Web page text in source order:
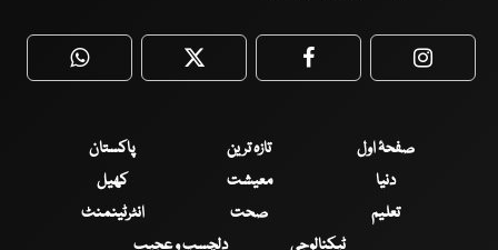
WhatsApp Twitter Facebook
صفحۂ اول تازہ ترین
پاکستان
دنیا
معیشت
کھیل
تعلیم
صحت
انٹرٹینمنٹ